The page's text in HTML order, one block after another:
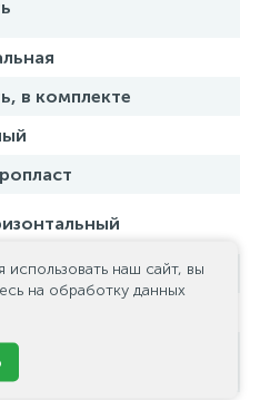
в комплекте
стиль
наш сайт, вы
на обработку данных